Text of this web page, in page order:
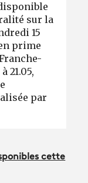
sur la
15
prime
21.05,
par
cette